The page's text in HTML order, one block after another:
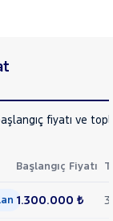
fiyatı ve
Başlangıç Fiyatı
1.300.000 ₺